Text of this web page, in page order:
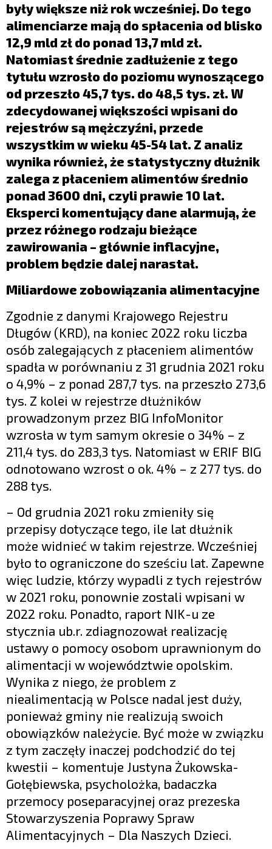
były większe niż rok wcześniej. Do tego
alimenciarze mają do spłacenia od blisko
12,9 mld zł do ponad 13,7 mld zł.
Natomiast średnie zadłużenie z tego
tytułu wzrosło do poziomu wynoszącego
od przeszło 45,7 tys. do 48,5 tys. zł. W
zdecydowanej większości wpisani do
rejestrów są mężczyźni, przede
wszystkim w wieku 45-54 lat. Z analiz
wynika również, że statystyczny dłużnik
zalega z płaceniem alimentów średnio
ponad 3600 dni, czyli prawie 10 lat.
Eksperci komentujący dane alarmują, że
przez różnego rodzaju bieżące
zawirowania – głównie inflacyjne,
problem będzie dalej narastał.
Miliardowe zobowiązania alimentacyjne
Zgodnie z danymi Krajowego Rejestru
Długów (KRD), na koniec 2022 roku liczba
osób zalegających z płaceniem alimentów
spadła w porównaniu z 31 grudnia 2021 roku
o 4,9% – z ponad 287,7 tys. na przeszło 273,6
tys. Z kolei w rejestrze dłużników
prowadzonym przez BIG InfoMonitor
wzrosła w tym samym okresie o 34% – z
211,4 tys. do 283,3 tys. Natomiast w ERIF BIG
odnotowano wzrost o ok. 4% – z 277 tys. do
288 tys.
– Od grudnia 2021 roku zmieniły się
przepisy dotyczące tego, ile lat dłużnik
może widnieć w takim rejestrze. Wcześniej
było to ograniczone do sześciu lat. Zapewne
więc ludzie, którzy wypadli z tych rejestrów
w 2021 roku, ponownie zostali wpisani w
2022 roku. Ponadto, raport NIK-u ze
stycznia ub.r. zdiagnozował realizację
ustawy o pomocy osobom uprawnionym do
alimentacji w województwie opolskim.
Wynika z niego, że problem z
niealimentacją w Polsce nadal jest duży,
ponieważ gminy nie realizują swoich
obowiązków należycie. Być może w związku
z tym zaczęły inaczej podchodzić do tej
kwestii – komentuje Justyna Żukowska-
Gołębiewska, psycholożka, badaczka
przemocy poseparacyjnej oraz prezeska
Stowarzyszenia Poprawy Spraw
Alimentacyjnych – Dla Naszych Dzieci.